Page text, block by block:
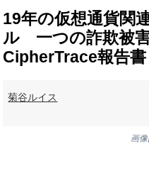
19年の仮想通貨関
ル 一つの詐欺被
CipherTrace報告書
菊谷ルイス
画